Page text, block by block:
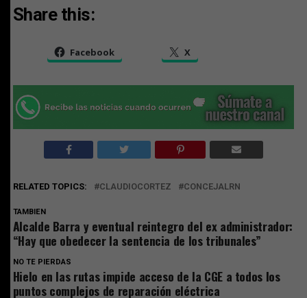
Share this:
Facebook X
RELATED TOPICS: CLAUDIOCORTEZ CONCEJALRN
TAMBIEN
Alcalde Barra y eventual reintegro del ex administrador:
“Hay que obedecer la sentencia de los tribunales”
NO TE PIERDAS
Hielo en las rutas impide acceso de la CGE a todos los
puntos complejos de reparación eléctrica